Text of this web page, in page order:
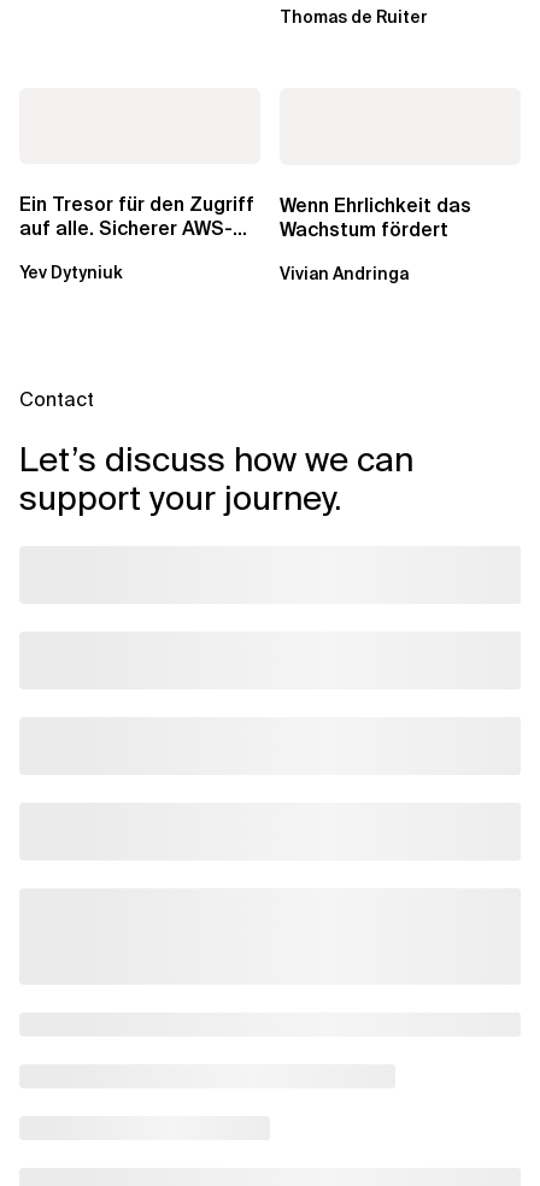
Thomas de Ruiter
Ein Tresor für den Zugriff
auf alle. Sicherer AWS-
Konten
Yev Dytyniuk
Wenn Ehrlichkeit das
Wachstum fördert
Vivian Andringa
Contact
Let’s discuss how we can
support your journey.